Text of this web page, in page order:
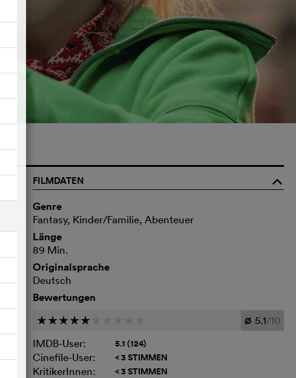
FILMDATEN
o
Genre
Fantasy, Kinder/Familie, Abenteuer
Länge
89 Min.
Originalsprache
Deutsch
Bewertungen
c c c c c Ø 5.1/10
IMDB-User:
5.1 (124)
Cinefile-User: < 3 STIMMEN
KritikerInnen: < 3 STIMMEN